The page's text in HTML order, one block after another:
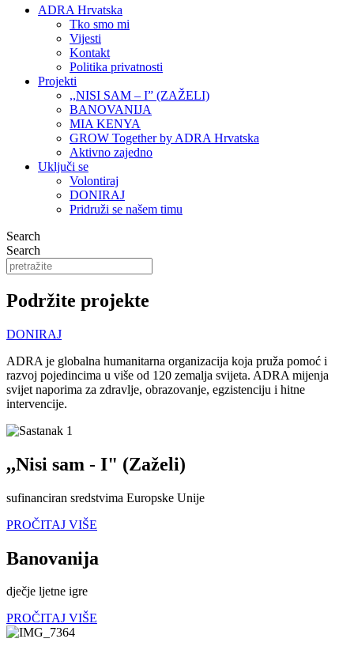
ADRA Hrvatska
Tko smo mi
Vijesti
Kontakt
Politika privatnosti
Projekti
,,NISI SAM – I” (ZAŽELI)
BANOVANIJA
MIA KENYA
GROW Together by ADRA Hrvatska
Aktivno zajedno
Uključi se
Volontiraj
DONIRAJ
Pridruži se našem timu
Search
Search
Podržite projekte
DONIRAJ
ADRA je globalna humanitarna organizacija koja pruža pomoć i
razvoj pojedincima u više od 120 zemalja svijeta. ADRA mijenja
svijet naporima za zdravlje, obrazovanje, egzistenciju i hitne
intervencije.
,,Nisi sam - I" (Zaželi)
sufinanciran sredstvima Europske Unije
PROČITAJ VIŠE
Banovanija
dječje ljetne igre
PROČITAJ VIŠE